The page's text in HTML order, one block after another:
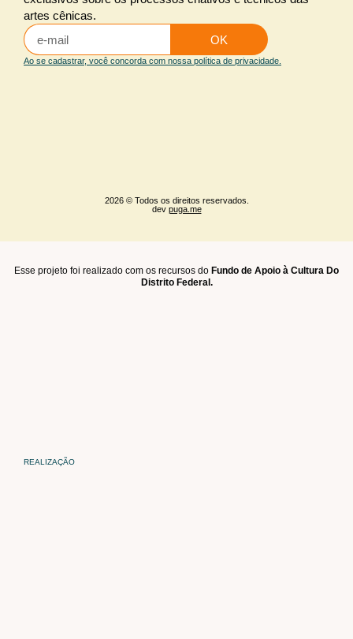
2026 © Todos os direitos reservados.
dev puga.me
artes cênicas.
OK
Ao se cadastrar, você concorda com nossa política de privacidade.
Esse projeto foi realizado com os recursos do Fundo de Apoio à Cultura Do
Distrito Federal.
REALIZAÇÃO